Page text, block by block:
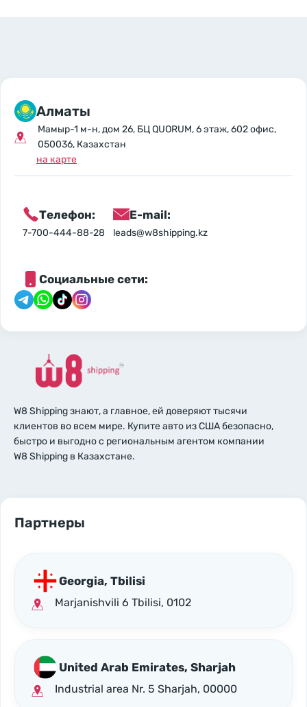
Алматы
Мамыр-1 м-н, дом 26, БЦ QUORUM, 6 этаж, 602 офис,
050036, Казахстан
на карте
Телефон:
7-700-444-88-28
E-mail:
leads@w8shipping.kz
Социальные сети:
W8 Shipping знают, а главное, ей доверяют тысячи
клиентов во всем мире. Купите авто из США безопасно,
быстро и выгодно с региональным агентом компании
W8 Shipping в Казахстане.
Партнеры
Georgia, Tbilisi
Marjanishvili 6 Tbilisi, 0102
United Arab Emirates, Sharjah
Industrial area Nr. 5 Sharjah, 00000